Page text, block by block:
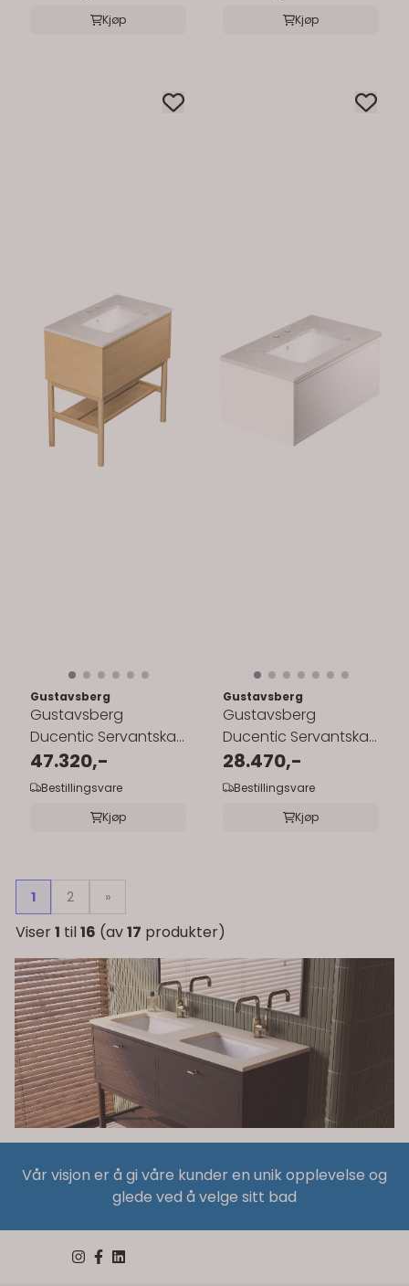
Kjøp
Kjøp
Gustavsberg
Gustavsberg
Ducentic Servantskap
80 cm med
Benramme, Polar
47.320,-
Bestillingsvare
Kjøp
Gustavsberg
Gustavsberg
Ducentic Servantskap
80 cm med Polar
Grey Benkeplate og ...
28.470,-
Bestillingsvare
Kjøp
1 2 »
Viser1 til 16 (av17 produkter)
Vår visjon er å gi våre kunder en unik opplevelse og
glede ved å velge sitt bad